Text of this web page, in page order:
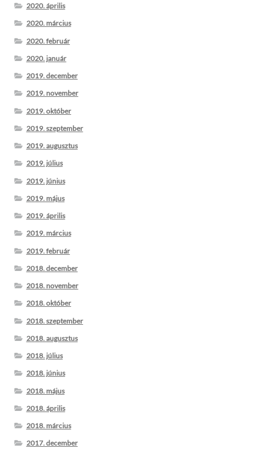
2020. április
2020. március
2020. február
2020. január
2019. december
2019. november
2019. október
2019. szeptember
2019. augusztus
2019. július
2019. június
2019. május
2019. április
2019. március
2019. február
2018. december
2018. november
2018. október
2018. szeptember
2018. augusztus
2018. július
2018. június
2018. május
2018. április
2018. március
2017. december